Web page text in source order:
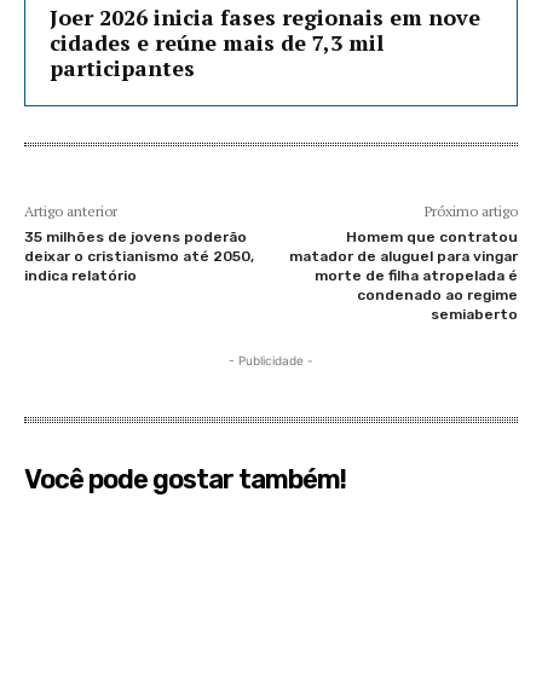
Joer 2026 inicia fases regionais em nove
cidades e reúne mais de 7,3 mil
participantes
Artigo anterior
35 milhões de jovens poderão
deixar o cristianismo até 2050,
indica relatório
Próximo artigo
Homem que contratou
matador de aluguel para vingar
morte de filha atropelada é
condenado ao regime
semiaberto
- Publicidade -
Você pode gostar também!